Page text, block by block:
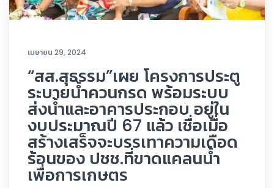
เมษายน 29, 2024
“สส.สุธรรม”เผย โครงการประตู
ระบายน้ำควนกรด พร้อมระบบ
ส่งน้ำและอาคารประกอบ อยู่ใน
งบประมาณปี 67 แล้ว เชื่อเมื่อ
สร้างเสร็จจะบรรเทาความเดือด
ร้อนของ ปชช.ที่ขาดแคลนน้ำ
เพื่อการเกษตร